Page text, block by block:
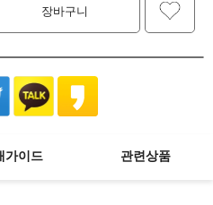
장바구니
가이드 관련상품